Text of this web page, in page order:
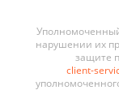
нарушении их
защите
client-